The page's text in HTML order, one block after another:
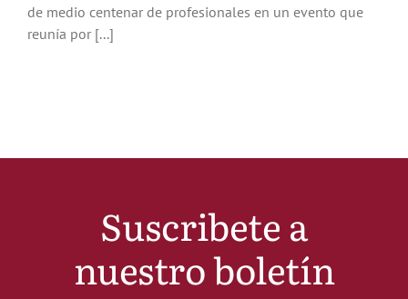
Noticias
WooCommerce My Account
WooCommerce Cart
de medio centenar de profesionales en un evento que
reunía por [...]
Suscribete a
nuestro boletín